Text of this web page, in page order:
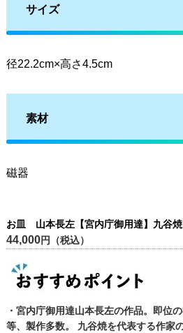
サイズ
径22.2cm×高さ4.5cm
素材
磁器
お皿 山本長左【宮内庁御用達】九谷
44,000円（税込）
・宮内庁御用達山本長左の作品。即位
等、製作多数。 九谷焼を代表する作家の